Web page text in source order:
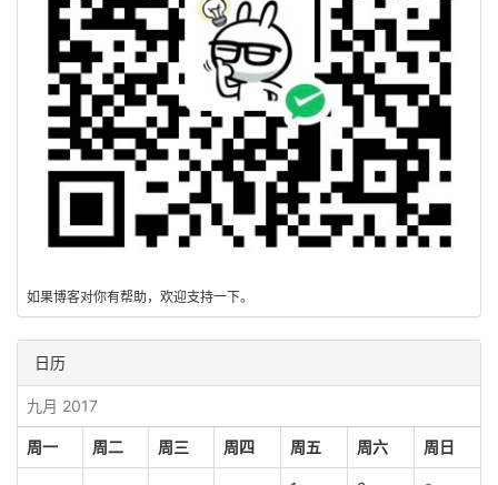
如果博客对你有帮助，欢迎支持一下。
日历
九月 2017
周一 周二 周三 周四 周五 周六 周日